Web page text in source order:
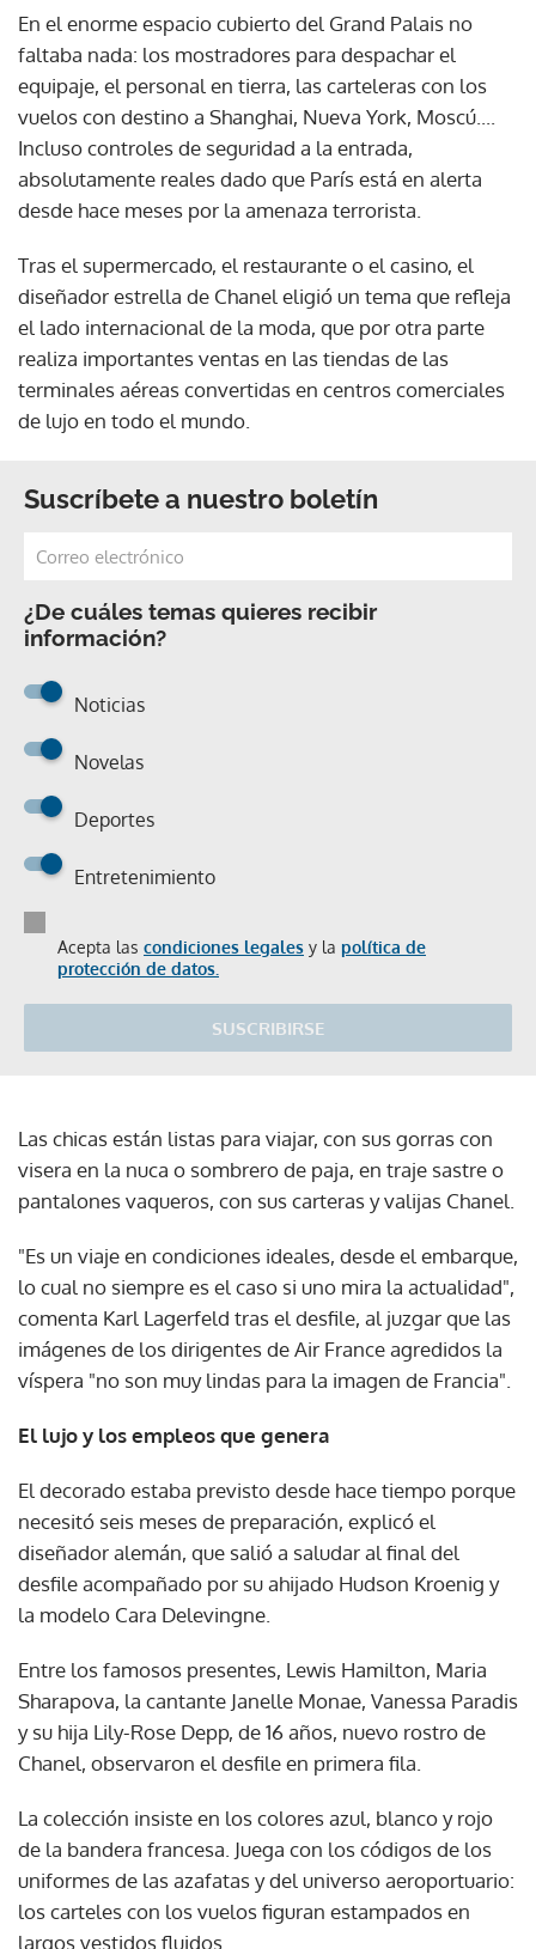
En el enorme espacio cubierto del Grand Palais no
faltaba nada: los mostradores para despachar el
equipaje, el personal en tierra, las carteleras con los
vuelos con destino a Shanghai, Nueva York, Moscú....
Incluso controles de seguridad a la entrada,
absolutamente reales dado que París está en alerta
desde hace meses por la amenaza terrorista.
Tras el supermercado, el restaurante o el casino, el
diseñador estrella de Chanel eligió un tema que refleja
el lado internacional de la moda, que por otra parte
realiza importantes ventas en las tiendas de las
terminales aéreas convertidas en centros comerciales
de lujo en todo el mundo.
Suscríbete a nuestro boletín
¿De cuáles temas quieres recibir
información?
Noticias
Novelas
Deportes
Entretenimiento
Acepta las condiciones legales y la política de
protección de datos.
SUSCRIBIRSE
Las chicas están listas para viajar, con sus gorras con
visera en la nuca o sombrero de paja, en traje sastre o
pantalones vaqueros, con sus carteras y valijas Chanel.
"Es un viaje en condiciones ideales, desde el embarque,
lo cual no siempre es el caso si uno mira la actualidad",
comenta Karl Lagerfeld tras el desfile, al juzgar que las
imágenes de los dirigentes de Air France agredidos la
víspera "no son muy lindas para la imagen de Francia".
El lujo y los empleos que genera
El decorado estaba previsto desde hace tiempo porque
necesitó seis meses de preparación, explicó el
diseñador alemán, que salió a saludar al final del
desfile acompañado por su ahijado Hudson Kroenig y
la modelo Cara Delevingne.
Entre los famosos presentes, Lewis Hamilton, Maria
Sharapova, la cantante Janelle Monae, Vanessa Paradis
y su hija Lily-Rose Depp, de 16 años, nuevo rostro de
Chanel, observaron el desfile en primera fila.
La colección insiste en los colores azul, blanco y rojo
de la bandera francesa. Juega con los códigos de los
uniformes de las azafatas y del universo aeroportuario:
los carteles con los vuelos figuran estampados en
largos vestidos fluidos.